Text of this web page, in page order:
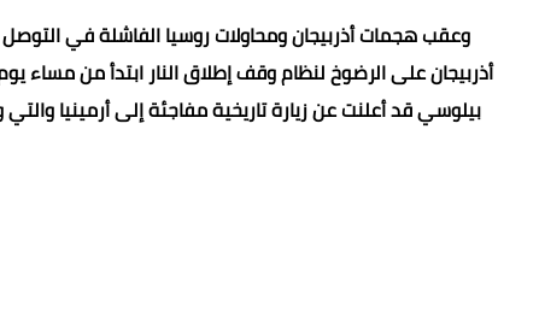
وعقب هجمات أذربيجان ومحاولات روسيا الفاشلة في
بيلوسي قد أعلنت عن زيارة تاريخية مفاجئة إلى أرمينيا